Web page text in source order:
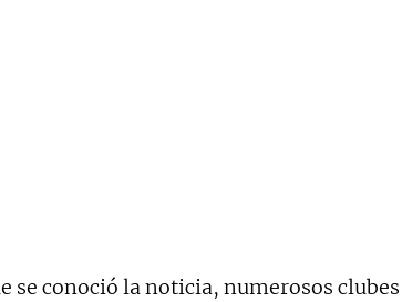
se conoció la noticia, numerosos